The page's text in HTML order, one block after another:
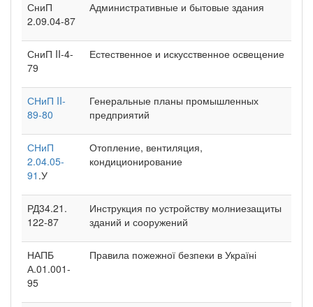
СниП
2.09.04-87
Административные и бытовые здания
СниП II-4-
79
Естественное и искусственное освещение
СНиП II-
89-80
Генеральные планы промышленных
предприятий
СНиП
2.04.05-
91 .У
Отопление, вентиляция,
кондиционирование
РД34.21.
122-87
Инструкция по устройству молниезащиты
зданий и сооружений
НАПБ
А.01.001-
95
Правила пожежної безпеки в Україні